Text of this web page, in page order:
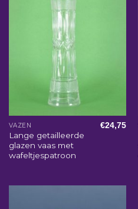
VAZEN
Lange getailleerde
glazen vaas met
wafeltjespatroon
€24,75